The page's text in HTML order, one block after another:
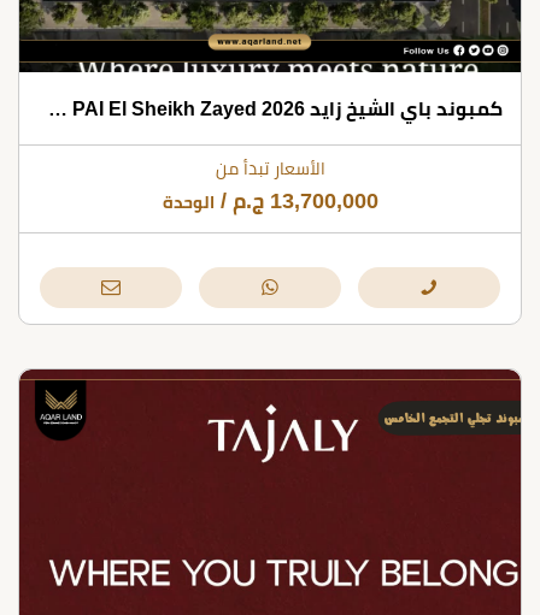
كمبوند باي الشيخ زايد 2026 Compound PAI El Sheikh Zayed
الأسعار تبدأ من
13,700,000 ج.م / الوحدة